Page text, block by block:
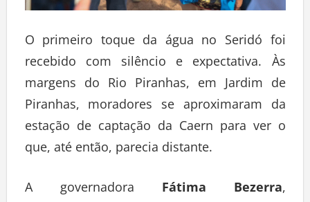
O primeiro toque da água no Seridó foi
recebido com silêncio e expectativa. Às
margens do Rio Piranhas, em Jardim de
Piranhas, moradores se aproximaram da
estação de captação da Caern para ver o
que, até então, parecia distante.
A governadora Fátima Bezerra,